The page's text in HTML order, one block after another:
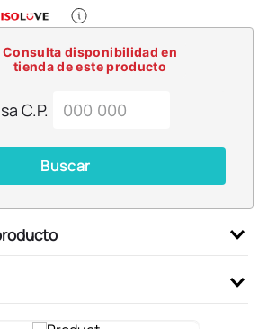
Consulta disponibilidad en
tienda de este producto
C.P.
Buscar